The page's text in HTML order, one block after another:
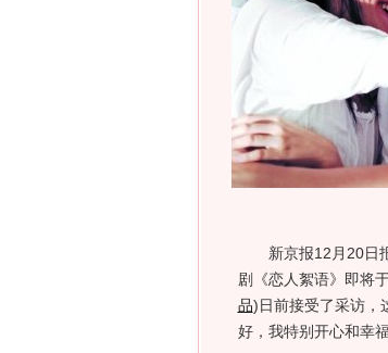
新京报12月20日报
剧《恋人絮语》即将
品)日前接受了采访，
好，我特别开心和幸